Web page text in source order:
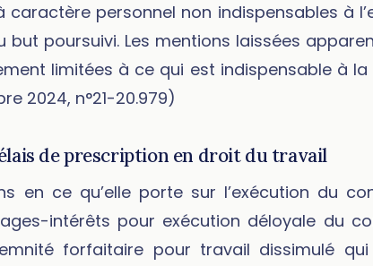
caractère personnel non indispensables à
but poursuivi. Les mentions laissées
limitées à ce qui est indispensable à
2024, n°21-20.979)
de prescription en droit du travail
en ce qu’elle porte sur l’exécution du
intérêts pour exécution déloyale du
forfaitaire pour travail dissimulé